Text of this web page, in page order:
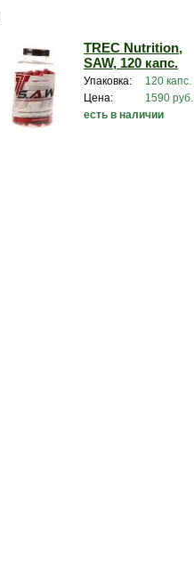
TREC Nutrition,
SAW, 120 капс.
Упаковка:
120 капс.
Цена:
1590 руб.
есть в наличии